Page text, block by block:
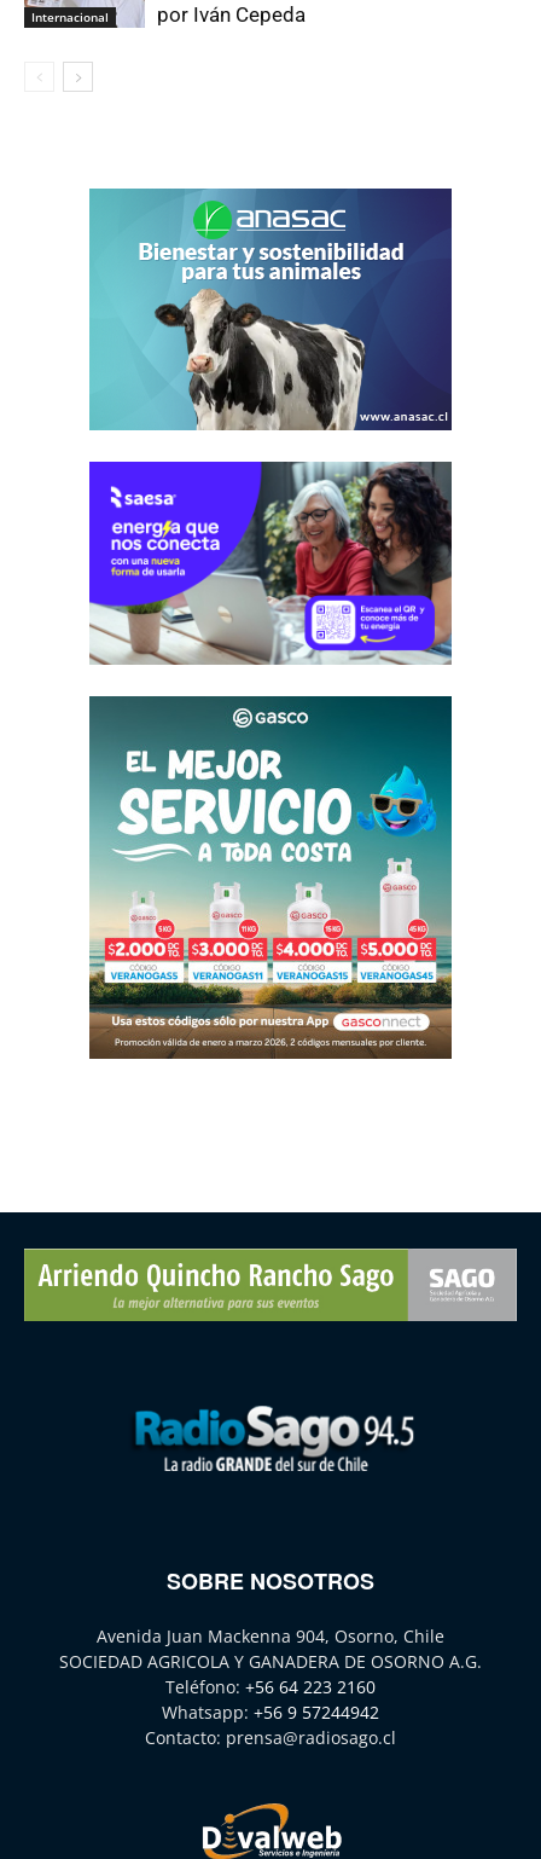
Internacional
por Iván Cepeda
SOBRE NOSOTROS
Avenida Juan Mackenna 904, Osorno, Chile
SOCIEDAD AGRICOLA Y GANADERA DE OSORNO A.G.
Teléfono: +56 64 223 2160
Whatsapp: +56 9 57244942
Contacto: prensa@radiosago.cl